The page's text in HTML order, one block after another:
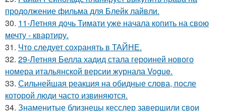
продолжение фильма для Блейк лайвли.
30. 11-Летняя дочь Тимати уже начала копить на свою
мечту - квартиру.
31. Что следует сохранять в ТАЙНЕ.
32. 29-Летняя Белла хадид стала героиней нового
номера итальянской версии журнала Vogue.
33. Сильнейшая реакция на обидные слова, после
которой люди часто извиняются.
34. Знаменитые близнецы кесслер завершили свои